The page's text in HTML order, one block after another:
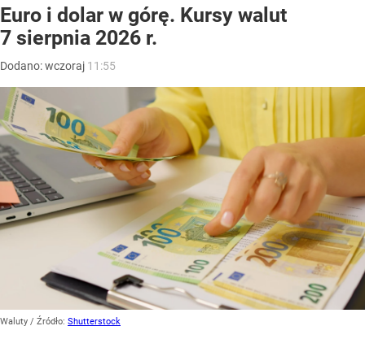
Euro i dolar w górę. Kursy walut
7 sierpnia 2026 r.
Dodano:wczoraj 11:55
Waluty / Źródło: Shutterstock